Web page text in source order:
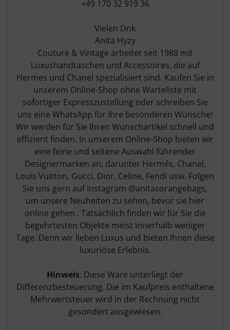
+49 170 32 919 36
Vielen Dnk
Anita Hyzy
Couture & Vintage arbeitet seit 1988 mit
Luxushandtaschen und Accessoires, die auf
Hermes und Chanel spezialisiert sind. Kaufen Sie in
unserem Online-Shop ohne Warteliste mit
sofortiger Expresszustellung oder schreiben Sie
uns eine WhatsApp für Ihre besonderen Wünsche!
Wir werden für Sie Ihren Wunschartikel schnell und
effizient finden. In unserem Online-Shop bieten wir
eine feine und seltene Auswahl führender
Designermarken an, darunter Hermés, Chanel,
Louis Vuitton, Gucci, Dior, Celine, Fendi usw. Folgen
Sie uns gern auf Instagram @anitasorangebags,
um unsere Neuheiten zu sehen, bevor sie hier
online gehen . Tatsächlich finden wir für Sie die
begehrtesten Objekte meist innerhalb weniger
Tage. Denn wir lieben Luxus und bieten Ihnen diese
luxuriöse Erlebnis.
Hinweis: Diese Ware unterliegt der
Differenzbesteuerung. Die im Kaufpreis enthaltene
Mehrwertsteuer wird in der Rechnung nicht
gesondert ausgewiesen.